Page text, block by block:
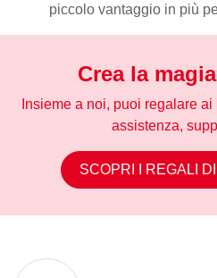
piccolo vantaggio in più
Crea la
Insieme a noi, puoi regalare
assistenza,
SCOPRI I REGALI